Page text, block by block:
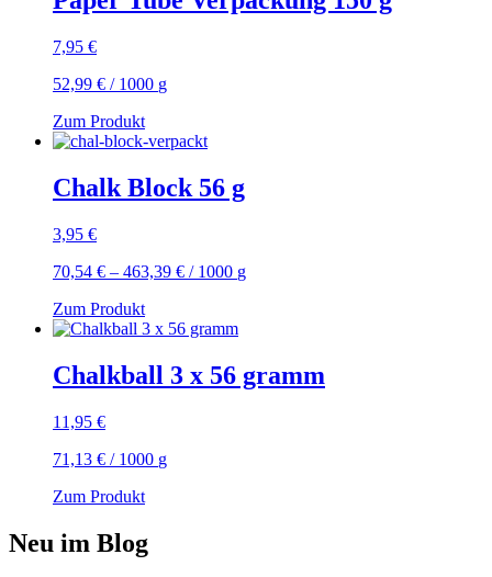
7,95 €
52,99 € / 1000 g
Zum Produkt
Chalk Block 56 g
3,95 €
70,54 € – 463,39 € / 1000 g
Zum Produkt
Chalkball 3 x 56 gramm
11,95 €
71,13 € / 1000 g
Zum Produkt
Neu im Blog